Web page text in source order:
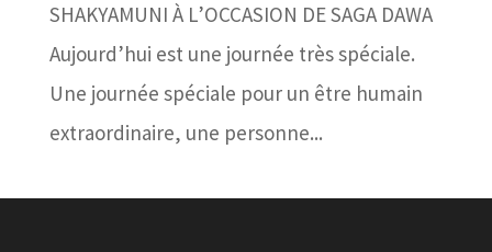
SHAKYAMUNI À L’OCCASION DE SAGA DAWA
Aujourd’hui est une journée très spéciale.
Une journée spéciale pour un être humain
extraordinaire, une personne...